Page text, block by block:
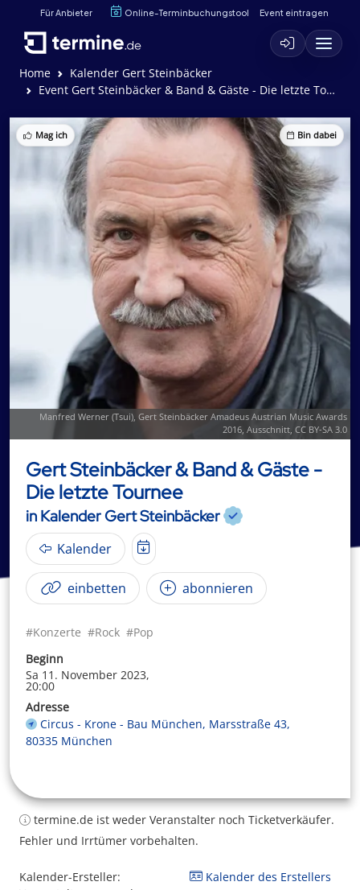
Für Anbieter Online-Terminbuchungstool Event eintragen
Home
Kalender Gert Steinbäcker
Event Gert Steinbäcker & Band & Gäste - Die letzte Tournee
Mag ich Bin dabei
Manfred Werner (Tsui), Gert Steinbäcker Amadeus Austrian Music Awards
2016, Ausschnitt, CC BY-SA 3.0
Gert Steinbäcker & Band & Gäste -
Die letzte Tournee
in Kalender Gert Steinbäcker
Kalender
einbetten abonnieren
#Konzerte #Rock #Pop
Beginn
Sa 11. November 2023,
20:00
Adresse
Circus - Krone - Bau München, Marsstraße 43,
80335 München
termine.de ist weder Veranstalter noch Ticketverkäufer.
Fehler und Irrtümer vorbehalten.
Kalender-Ersteller:
Kalender des Erstellers